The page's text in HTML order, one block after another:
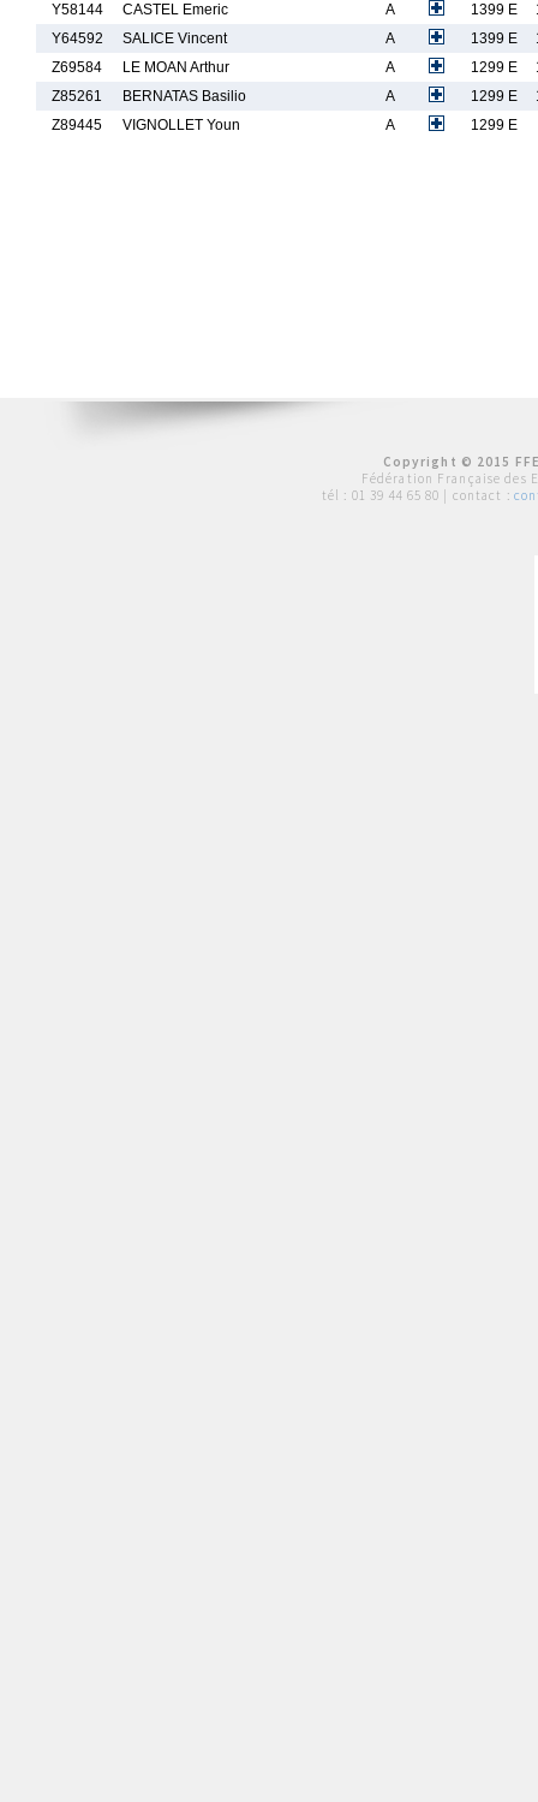
Y58144
CASTEL Emeric A 1399 E
Y64592
SALICE Vincent A 1399 E
Z69584
LE MOAN Arthur A 1299 E
Z85261
BERNATAS Basilio A 1299 E
Z89445
VIGNOLLET Youn A 1299 E
Copyright © 2015
Fédération Française des
tél : 01 39 44 65 80 | contact :